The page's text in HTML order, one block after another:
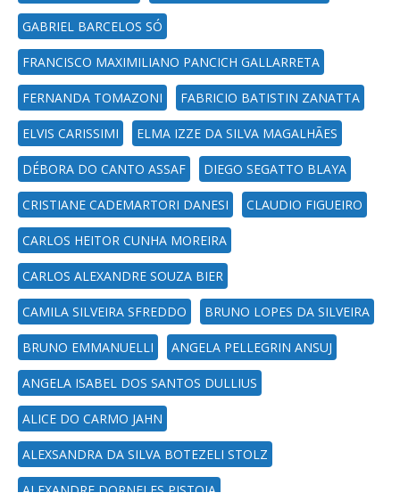
GABRIEL BARCELOS SÓ
FRANCISCO MAXIMILIANO PANCICH GALLARRETA
FERNANDA TOMAZONI FABRICIO BATISTIN ZANATTA
ELVIS CARISSIMI ELMA IZZE DA SILVA MAGALHÃES
DÉBORA DO CANTO ASSAF DIEGO SEGATTO BLAYA
CRISTIANE CADEMARTORI DANESI CLAUDIO FIGUEIRO
CARLOS HEITOR CUNHA MOREIRA
CARLOS ALEXANDRE SOUZA BIER
CAMILA SILVEIRA SFREDDO BRUNO LOPES DA SILVEIRA
BRUNO EMMANUELLI ANGELA PELLEGRIN ANSUJ
ANGELA ISABEL DOS SANTOS DULLIUS
ALICE DO CARMO JAHN
ALEXSANDRA DA SILVA BOTEZELI STOLZ
ALEXANDRE DORNELES PISTOIA